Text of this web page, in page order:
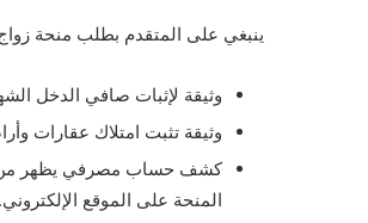
ينبغي على المتقدم بطلب منحة زواج
وثيقة لإثبات صافي الدخل
وثيقة تثبت امتلاك عقارات
كشف حساب مصرفي يظهر من
المنحة على الموقع الإلكتروني.